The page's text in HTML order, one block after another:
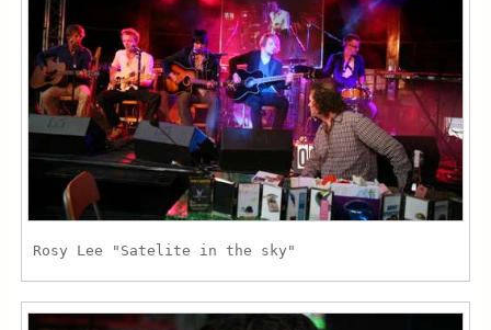
Rosy Lee "Satelite in the sky"